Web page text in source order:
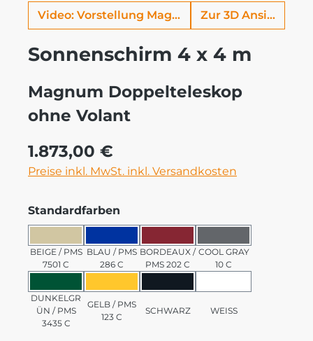
Video: Vorstellung Magnum Zur 3D Ansicht
Sonnenschirm 4 x 4 m
Magnum Doppelteleskop
ohne Volant
Regulärer Preis:
1.873,00 €
Preise inkl. MwSt. inkl. Versandkosten
Standardfarben
BEIGE / PMS 7501 C
BEIGE / PMS
7501 C
BLAU / PMS 286 C
BLAU / PMS
286 C
BORDEAUX / PMS 202 C
BORDEAUX /
PMS 202 C
COOL GRAY 10 C
COOL GRAY
10 C
DUNKELGRÜN / PMS 3435 C
DUNKELGR
ÜN / PMS
3435 C
GELB / PMS 123 C
GELB / PMS
123 C
SCHWARZ
SCHWARZ
WEISS
WEISS